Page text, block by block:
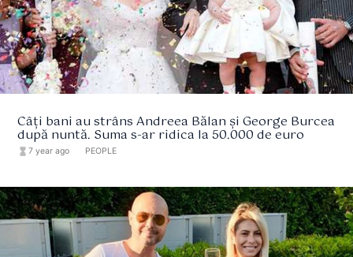
Câți bani au strâns Andreea Bălan și George Burcea
după nuntă. Suma s-ar ridica la 50.000 de euro
hourglass_full7 year ago PEOPLE